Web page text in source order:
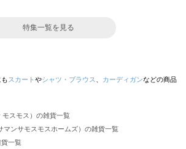
特集一覧を見る
スカート やシャツ・ブラウス カーディガンなどの商品
モスモス）の雑貨一覧
マンサモスモスホームズ）の雑貨一覧
一覧